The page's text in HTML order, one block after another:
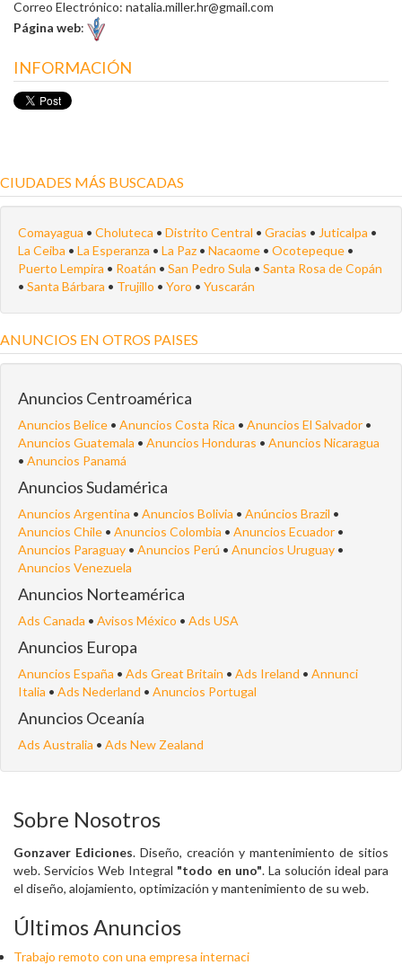
Correo Electrónico: natalia.miller.hr@gmail.com
Página web:
INFORMACIÓN
CIUDADES MÁS BUSCADAS
Comayagua • Choluteca • Distrito Central • Gracias • Juticalpa •
La Ceiba • La Esperanza • La Paz • Nacaome • Ocotepeque •
Puerto Lempira • Roatán • San Pedro Sula • Santa Rosa de Copán
• Santa Bárbara • Trujillo • Yoro • Yuscarán
ANUNCIOS EN OTROS PAISES
Anuncios Centroamérica
Anuncios Belice • Anuncios Costa Rica • Anuncios El Salvador •
Anuncios Guatemala • Anuncios Honduras • Anuncios Nicaragua
• Anuncios Panamá
Anuncios Sudamérica
Anuncios Argentina • Anuncios Bolivia • Anúncios Brazil •
Anuncios Chile • Anuncios Colombia • Anuncios Ecuador •
Anuncios Paraguay • Anuncios Perú • Anuncios Uruguay •
Anuncios Venezuela
Anuncios Norteamérica
Ads Canada • Avisos México • Ads USA
Anuncios Europa
Anuncios España • Ads Great Britain • Ads Ireland • Annunci
Italia • Ads Nederland • Anuncios Portugal
Anuncios Oceanía
Ads Australia • Ads New Zealand
Sobre Nosotros
Gonzaver Ediciones. Diseño, creación y mantenimiento de sitios
web. Servicios Web Integral "todo en uno". La solución ideal para
el diseño, alojamiento, optimización y mantenimiento de su web.
Últimos Anuncios
Trabajo remoto con una empresa internaci